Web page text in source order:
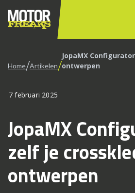
Home/Artikelen/JopaMX
ontwerpen
7 februari 2025
JopaMX
zelf je
ontwerpen